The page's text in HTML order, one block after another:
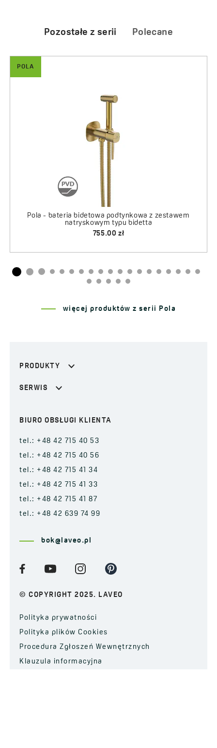
Pozostałe z serii Polecane
Pola - bateria bidetowa podtynkowa z
Preparat do czyszczenia armatury
więcej produktów z serii Pola
PRODUKTY
SERWIS
BIURO OBSŁUGI KLIENTA
tel.: +48 42 715 40 53
tel.: +48 42 715 40 56
tel.: +48 42 715 41 34
tel.: +48 42 715 41 33
tel.: +48 42 715 41 87
tel.: +48 42 639 74 99
bok@laveo.pl
© COPYRIGHT 2025. LAVEO
Polityka prywatności
Polityka plików Cookies
Procedura Zgłoszeń Wewnętrznych
Klauzula informacyjna